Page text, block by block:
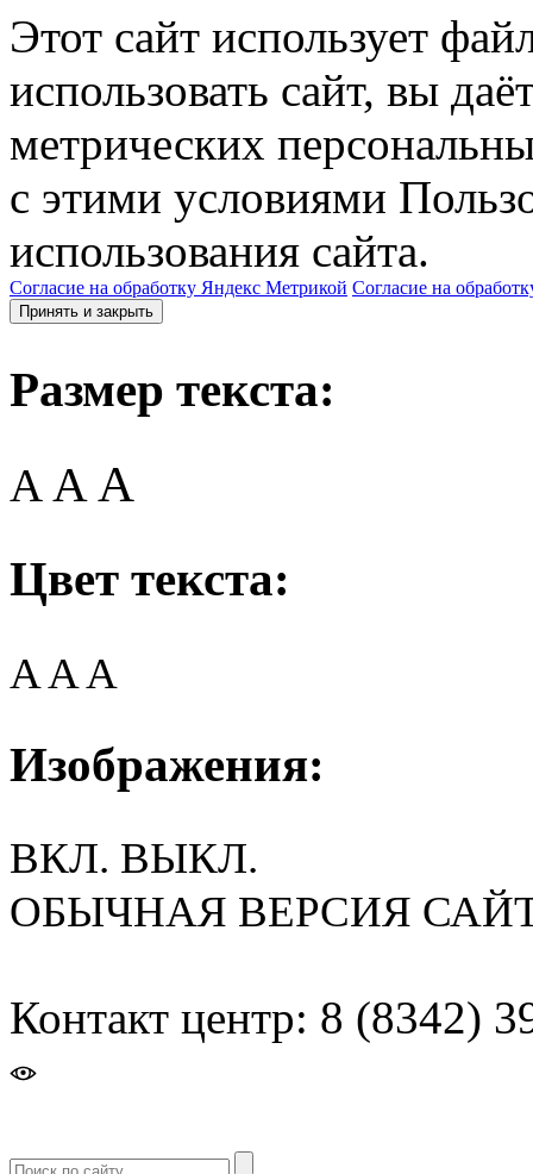
Этот сайт использует
использовать сайт, вы
метрических
с этими условиями
использования сайта.
Согласие на обработку Яндекс Метрикой Согласие на
Принять и закрыть
Размер текста:
A AA
Цвет текста:
AAA
Изображения:
ВКЛ. ВЫКЛ.
ОБЫЧНАЯ ВЕРСИЯ
Контакт центр: 8 (8342)